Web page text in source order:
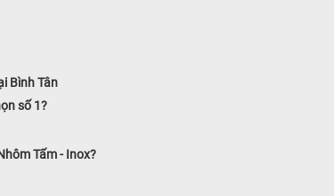
Bình Tân
số 1?
Tấm - Inox?